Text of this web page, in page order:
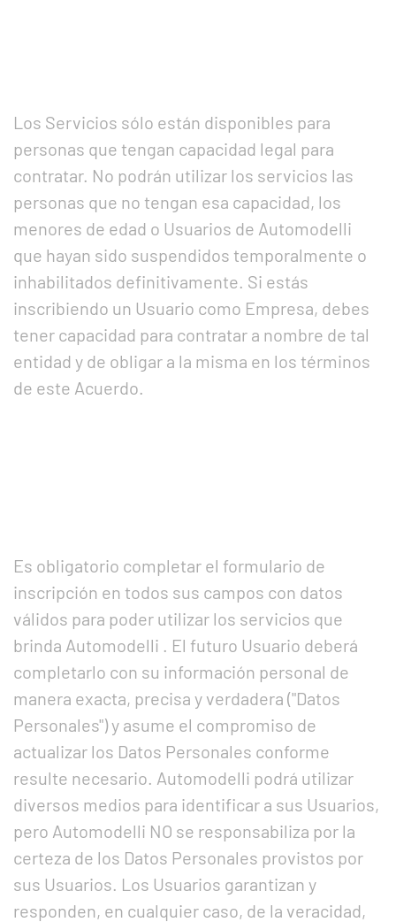
Los Servicios sólo están disponibles para
personas que tengan capacidad legal para
contratar. No podrán utilizar los servicios las
personas que no tengan esa capacidad, los
menores de edad o Usuarios de Automodelli
que hayan sido suspendidos temporalmente o
inhabilitados definitivamente. Si estás
inscribiendo un Usuario como Empresa, debes
tener capacidad para contratar a nombre de tal
entidad y de obligar a la misma en los términos
de este Acuerdo.
Es obligatorio completar el formulario de
inscripción en todos sus campos con datos
válidos para poder utilizar los servicios que
brinda Automodelli . El futuro Usuario deberá
completarlo con su información personal de
manera exacta, precisa y verdadera ("Datos
Personales") y asume el compromiso de
actualizar los Datos Personales conforme
resulte necesario. Automodelli podrá utilizar
diversos medios para identificar a sus Usuarios,
pero Automodelli NO se responsabiliza por la
certeza de los Datos Personales provistos por
sus Usuarios. Los Usuarios garantizan y
responden, en cualquier caso, de la veracidad,